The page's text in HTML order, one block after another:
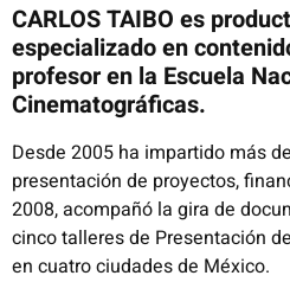
CARLOS TAIBO es
especializado en
profesor en la Escuela
Cinematográficas.
Desde 2005 ha impartido más
presentación de proyectos,
2008, acompañó la gira de
cinco talleres de Presentación
en cuatro ciudades de México.